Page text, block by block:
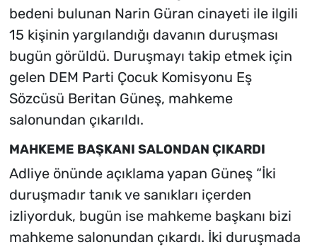
bedeni bulunan Narin Güran cinayeti ile ilgili
15 kişinin yargılandığı davanın duruşması
bugün görüldü. Duruşmayı takip etmek için
gelen DEM Parti Çocuk Komisyonu Eş
Sözcüsü Beritan Güneş, mahkeme
salonundan çıkarıldı.
MAHKEME BAŞKANI SALONDAN ÇIKARDI
Adliye önünde açıklama yapan Güneş “İki
duruşmadır tanık ve sanıkları içerden
izliyorduk, bugün ise mahkeme başkanı bizi
mahkeme salonundan çıkardı. İki duruşmada